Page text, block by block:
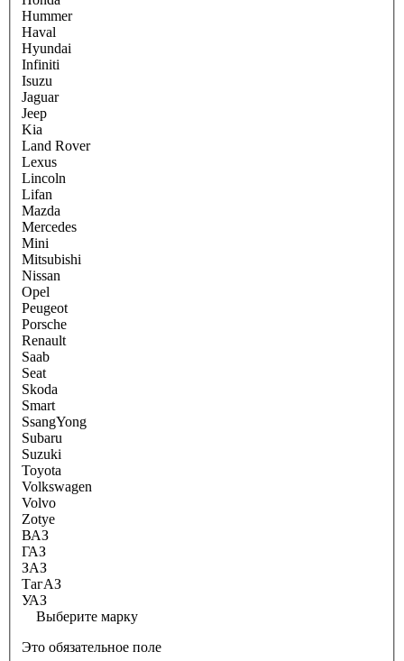
Hummer
Haval
Hyundai
Infiniti
Isuzu
Jaguar
Jeep
Kia
Land Rover
Lexus
Lincoln
Lifan
Mazda
Mercedes
Mini
Mitsubishi
Nissan
Opel
Peugeot
Porsche
Renault
Saab
Seat
Skoda
Smart
SsangYong
Subaru
Suzuki
Toyota
Volkswagen
Volvo
Zotye
ВАЗ
ГАЗ
ЗАЗ
ТагАЗ
УАЗ
Выберите марку
Это обязательное поле